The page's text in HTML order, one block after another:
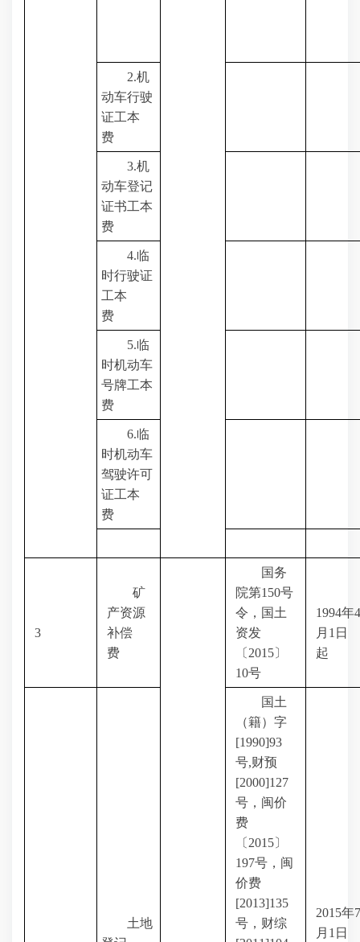
2.机
动车行驶
证工本
费
3.机
动车登记
证书工本
费
4.临
时行驶证
工本
费
5.临
时机动车
号牌工本
费
6.临
时机动车
驾驶许可
证工本
费
3
矿
产资源
补偿
费
国务
院第150号
令，国土
资发
〔 2015〕
10号
1994年
月 1 日
起
土地
国土
（籍）字
[1990]93
号,财预
[2000]127
号，闽价
费
〔 2015〕
197号，闽
价费
[2013]135
号，财综
2015年
月 1